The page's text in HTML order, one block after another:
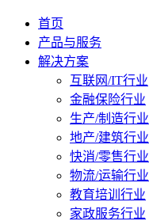
首页
产品与服务
解决方案
互联网/IT行业
金融保险行业
生产/制造行业
地产/建筑行业
快消/零售行业
物流/运输行业
教育培训行业
家政服务行业